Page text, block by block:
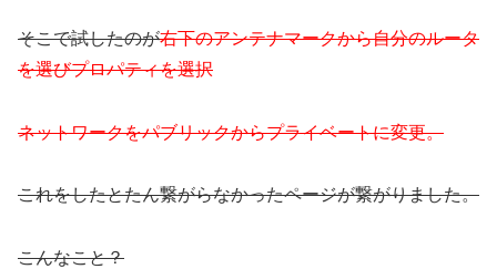
そこで試したのが右下のアンテナマークから自分のルータ
を選びプロパティを選択
ネットワークをパブリックからプライベートに変更。
これをしたとたん繋がらなかったページが繋がりました。
こんなこと？